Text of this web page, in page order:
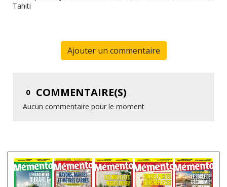
Tahiti
Ajouter un commentaire
0 COMMENTAIRE(S)
Aucun commentaire pour le moment